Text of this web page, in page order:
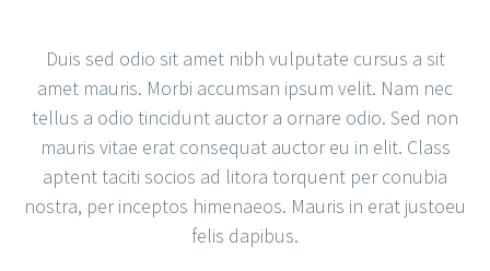
Duis sed odio sit amet nibh vulputate cursus a sit
amet mauris. Morbi accumsan ipsum velit. Nam nec
tellus a odio tincidunt auctor a ornare odio. Sed non
mauris vitae erat consequat auctor eu in elit. Class
aptent taciti socios ad litora torquent per conubia
nostra, per inceptos himenaeos. Mauris in erat justoeu
felis dapibus.